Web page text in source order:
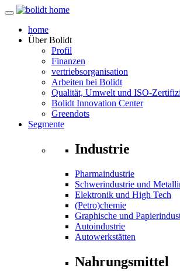
home
ÜberBolidt
Profil
Finanzen
vertriebsorganisation
Arbeiten bei Bolidt
Qualität, Umwelt und ISO-
Bolidt Innovation Center
Greendots
Segmente
Industrie
Pharmaindustrie
Schwerindustrie und
Elektronik und High Tech
(Petro)chemie
Graphische und
Autoindustrie
Autowerkstätten
Nahrungsmittel